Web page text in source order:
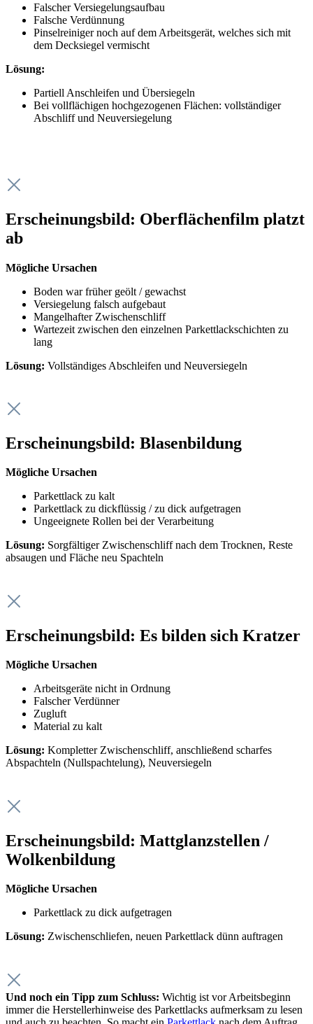
Falscher Versiegelungsaufbau
Falsche Verdünnung
Pinselreiniger noch auf dem Arbeitsgerät, welches sich mit
dem Decksiegel vermischt
Lösung:
Partiell Anschleifen und Übersiegeln
Bei vollflächigen hochgezogenen Flächen: vollständiger
Abschliff und Neuversiegelung
Erscheinungsbild: Oberflächenfilm platzt
ab
Mögliche Ursachen
Boden war früher geölt / gewachst
Versiegelung falsch aufgebaut
Mangelhafter Zwischenschliff
Wartezeit zwischen den einzelnen Parkettlackschichten zu
lang
Lösung: Vollständiges Abschleifen und Neuversiegeln
Erscheinungsbild: Blasenbildung
Mögliche Ursachen
Parkettlack zu kalt
Parkettlack zu dickflüssig / zu dick aufgetragen
Ungeeignete Rollen bei der Verarbeitung
Lösung: Sorgfältiger Zwischenschliff nach dem Trocknen, Reste
absaugen und Fläche neu Spachteln
Erscheinungsbild: Es bilden sich Kratzer
Mögliche Ursachen
Arbeitsgeräte nicht in Ordnung
Falscher Verdünner
Zugluft
Material zu kalt
Lösung: Kompletter Zwischenschliff, anschließend scharfes
Abspachteln (Nullspachtelung), Neuversiegeln
Erscheinungsbild: Mattglanzstellen /
Wolkenbildung
Mögliche Ursachen
Parkettlack zu dick aufgetragen
Lösung: Zwischenschliefen, neuen Parkettlack dünn auftragen
Und noch ein Tipp zum Schluss: Wichtig ist vor Arbeitsbeginn
immer die Herstellerhinweise des Parkettlacks aufmerksam zu lesen